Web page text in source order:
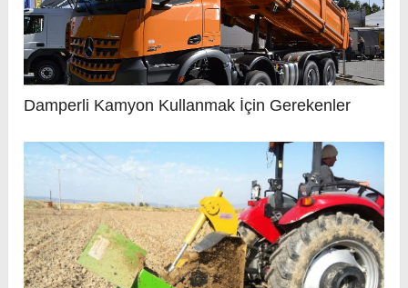
Damperli Kamyon Kullanmak İçin Gerekenler